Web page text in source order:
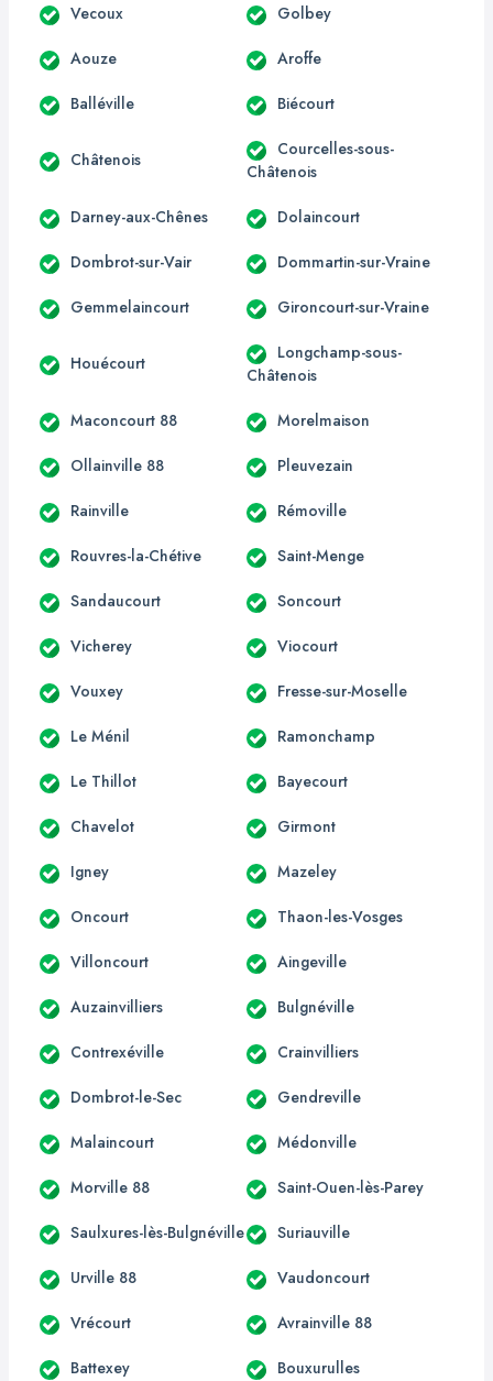
Vecoux Golbey
Aouze Aroffe
Balléville Biécourt
Châtenois
Courcelles-sous-
Châtenois
Darney-aux-Chênes Dolaincourt
Dombrot-sur-Vair Dommartin-sur-Vraine
Gemmelaincourt Gironcourt-sur-Vraine
Houécourt
Longchamp-sous-
Châtenois
Maconcourt 88 Morelmaison
Ollainville 88 Pleuvezain
Rainville Rémoville
Rouvres-la-Chétive Saint-Menge
Sandaucourt Soncourt
Vicherey Viocourt
Vouxey Fresse-sur-Moselle
Le Ménil Ramonchamp
Le Thillot Bayecourt
Chavelot Girmont
Igney Mazeley
Oncourt Thaon-les-Vosges
Villoncourt Aingeville
Auzainvilliers Bulgnéville
Contrexéville Crainvilliers
Dombrot-le-Sec Gendreville
Malaincourt Médonville
Morville 88 Saint-Ouen-lès-Parey
Saulxures-lès-Bulgnéville Suriauville
Urville 88 Vaudoncourt
Vrécourt Avrainville 88
Battexey Bouxurulles